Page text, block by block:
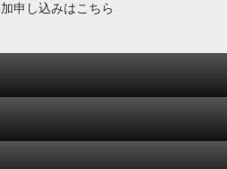
申し込みはこちら